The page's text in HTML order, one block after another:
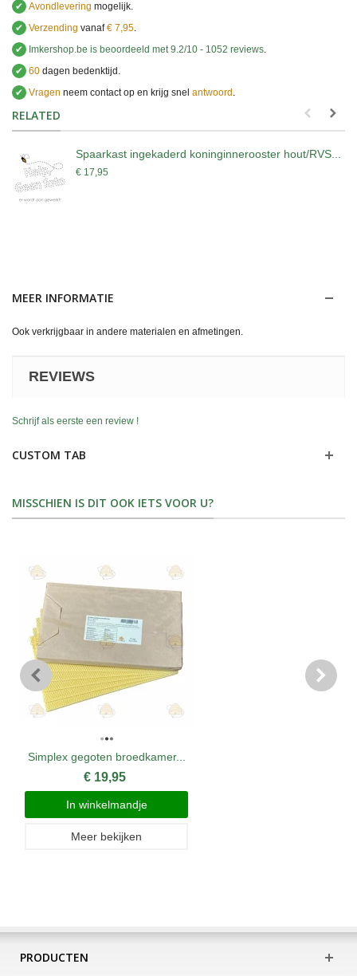
✔ Avondlevering mogelijk.
✔ Verzending vanaf€ 7,95.
✔
Imkershop.be is beoordeeld met9.2/10 - 1052 reviews.
✔ 60 dagen bedenktijd.
✔ Vragen neem contact op en krijg snel antwoord .
RELATED
Spaarkast ingekaderd koninginnerooster hout/RVS...
€ 17,95
MEER INFORMATIE
Ook verkrijgbaar in andere materialen en afmetingen.
REVIEWS
Schrijf als eerste een review !
CUSTOM TAB
MISSCHIEN IS DIT OOK IETS VOOR U?
Simplex gegoten broedkamer...
€ 19,95
In winkelmandje
Meer bekijken
PRODUCTEN